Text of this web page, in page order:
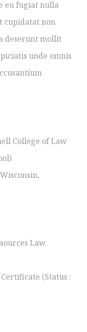
eu fugiat nulla
cupidatat non
deserunt mollit
unde omnis
College of Law
Law
(Status :